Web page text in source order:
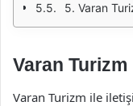
5. Varan
Varan
Varan Turizm ile